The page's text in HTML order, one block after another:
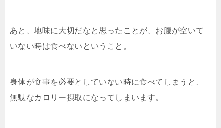
あと、地味に大切だなと思ったことが、お腹が空いて
いない時は食べないということ。
身体が食事を必要としていない時に食べてしまうと、
無駄なカロリー摂取になってしまいます。